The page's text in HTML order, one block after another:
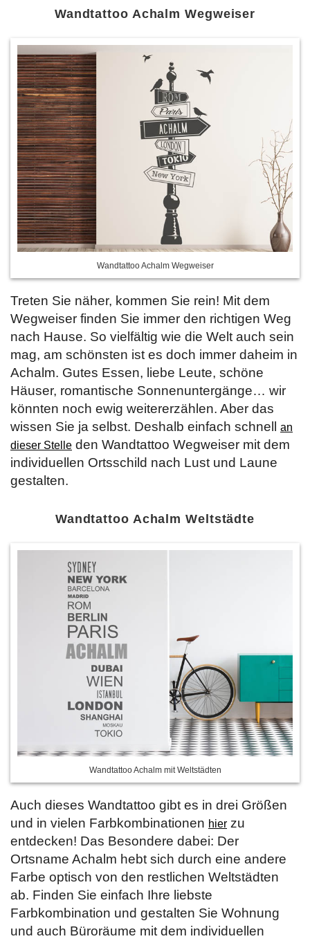
Wandtattoo Achalm Wegweiser
Wandtattoo Achalm Wegweiser
Treten Sie näher, kommen Sie rein! Mit dem
Wegweiser finden Sie immer den richtigen Weg
nach Hause. So vielfältig wie die Welt auch sein
mag, am schönsten ist es doch immer daheim in
Achalm. Gutes Essen, liebe Leute, schöne
Häuser, romantische Sonnenuntergänge… wir
könnten noch ewig weitererzählen. Aber das
wissen Sie ja selbst. Deshalb einfach schnell an
dieser Stelle den Wandtattoo Wegweiser mit dem
individuellen Ortsschild nach Lust und Laune
gestalten.
Wandtattoo Achalm Weltstädte
Wandtattoo Achalm mit Weltstädten
Auch dieses Wandtattoo gibt es in drei Größen
und in vielen Farbkombinationen hier zu
entdecken! Das Besondere dabei: Der
Ortsname Achalm hebt sich durch eine andere
Farbe optisch von den restlichen Weltstädten
ab. Finden Sie einfach Ihre liebste
Farbkombination und gestalten Sie Wohnung
und auch Büroräume mit dem individuellen